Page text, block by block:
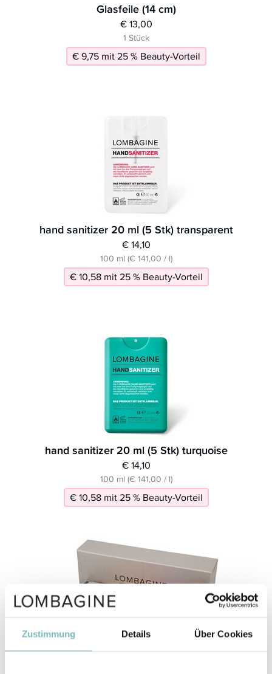
Zustimmung Details Über Cookies
Glasfeile (14 cm)
€ 13,00
1 Stück
€ 9,75 mit 25 % Beauty-Vorteil
hand sanitizer 20 ml (5 Stk) transparent
€ 14,10
100 ml (€ 141,00 / l)
€ 10,58 mit 25 % Beauty-Vorteil
hand sanitizer 20 ml (5 Stk) turquoise
€ 14,10
100 ml (€ 141,00 / l)
€ 10,58 mit 25 % Beauty-Vorteil